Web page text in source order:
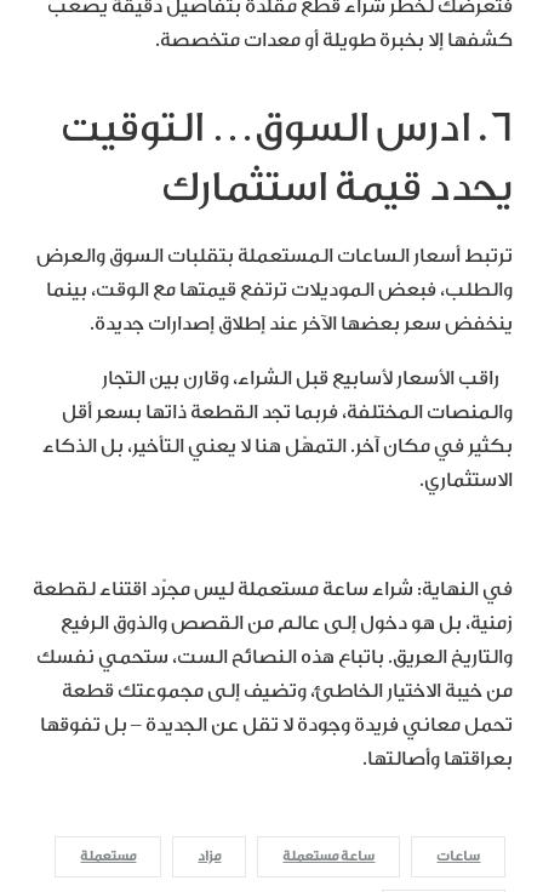
فتعرّضك لخطر شراء قطع مقلدة بتفاصيل دقيقة يصعب
كشفها إلا بخبرة طويلة أو معدات متخصصة.
6. ادرس السوق… التوقيت
يحدد قيمة استثمارك
ترتبط أسعار الساعات المستعملة بتقلبات السوق والعرض
والطلب، فبعض الموديلات ترتفع قيمتها مع الوقت، بينما
ينخفض سعر بعضها الآخر عند إطلاق إصدارات جديدة.
راقب الأسعار لأسابيع قبل الشراء، وقارن بين التجار
والمنصات المختلفة، فربما تجد القطعة ذاتها بسعر أقل
بكثير في مكان آخر. التمهّل هنا لا يعني التأخير، بل الذكاء
الاستثماري.
في النهاية: شراء ساعة مستعملة ليس مجرّد اقتناء لقطعة
زمنية، بل هو دخول إلى عالم من القصص والذوق الرفيع
والتاريخ العريق. باتباع هذه النصائح الست، ستحمي نفسك
من خيبة الاختيار الخاطئ، وتضيف إلى مجموعتك قطعة
تحمل معاني فريدة وجودة لا تقل عن الجديدة – بل تفوقها
بعراقتها وأصالتها.
ساعات ساعة مستعملة مزاد مستعملة